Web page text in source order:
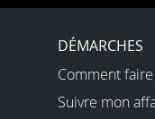
DÉMARCHES
Comment
Suivre mon